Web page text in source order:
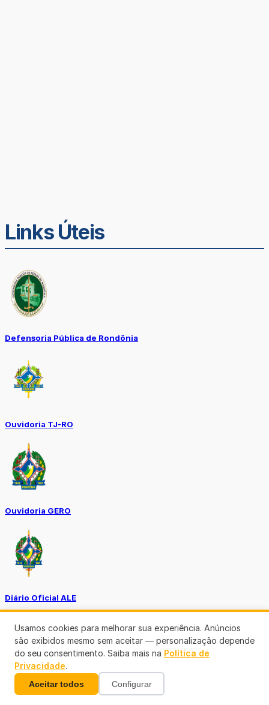
Links Úteis
Defensoria Pública de Rondônia
Ouvidoria TJ-RO
Ouvidoria GERO
Diário Oficial ALE
Diário Oficial da União
Usamos cookies para melhorar sua experiência. Anúncios
são exibidos mesmo sem aceitar — personalização depende
do seu consentimento. Saiba mais na Política de
Privacidade.
Aceitar todos Configurar